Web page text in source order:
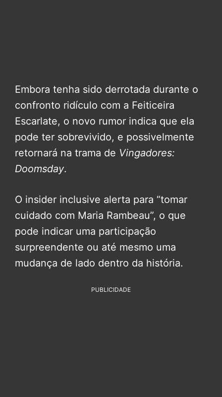
Embora tenha sido derrotada durante o
confronto ridículo com a Feiticeira
Escarlate, o novo rumor indica que ela
pode ter sobrevivido, e possivelmente
retornará na trama de Vingadores:
Doomsday.
O insider inclusive alerta para “tomar
cuidado com Maria Rambeau”, o que
pode indicar uma participação
surpreendente ou até mesmo uma
mudança de lado dentro da história.
PUBLICIDADE